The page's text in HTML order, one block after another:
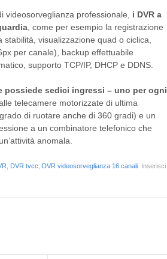
professionale, i DVR a
, come per esempio la registrazione
visualizzazione quad o ciclica,
per canale), backup effettuabile
supporto TCP/IP, DHCP e DDNS.
possiede sedici ingressi – uno per ogni
telecamere motorizzate di ultima
di ruotare anche di 360 gradi) e un
a un combinatore telefonico che
anomala.
DVR tvcc DVR videosorveglianza 16 canali . Inserisci